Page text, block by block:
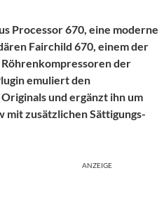
Processor 670, eine moderne
Fairchild 670, einem der
der
emuliert den
und ergänzt ihn um
zusätzlichen Sättigungs-
ANZEIGE